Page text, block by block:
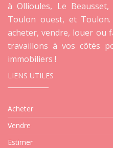
à Ollioules, Le
Toulon ouest, et
acheter, vendre, louer ou
travaillons à vos côtés
immobiliers !
LIENS UTILES
Acheter
Vendre
Estimer